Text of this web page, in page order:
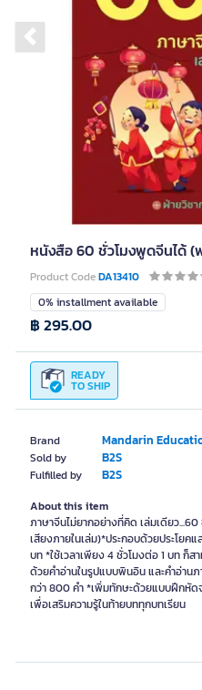
Previous
หนังสือ 60 ชั่วโมงพูดจีนได้ (
Product CodeDA13410
Brand Mandarin
Sold by B2S
Fulfilled by B2S
0% installment available
READY
TO SHIP
฿ 295.00
About this item
ภาษาจีนไม่ยากอย่างที่คิด เล่มเดียว
เสียงภายในเล่ม)*ประกอบด้วยประโยค
บท *ใช้เวลาเพียง 4 ชั่วโมงต่อ 1 บท ก็
ด้วยคำอ่านในรูปแบบพินอิน และคำอ่าน
กว่า 800 คำ *เพิ่มทักษะด้วยแบบฝึกหั
เพื่อเสริมความรู้ในท้ายบททุกบทเรียน